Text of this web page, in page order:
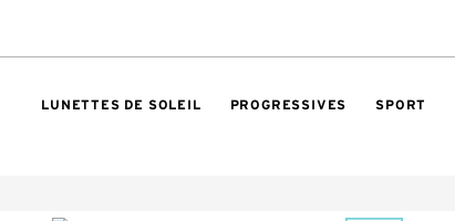
LUNETTES DE SOLEIL PROGRESSIVES SPORT